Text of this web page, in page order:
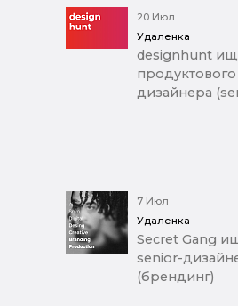
20 Июл
Удаленка
designhunt
продуктового
дизайнера
7 Июл
Удаленка
Secret Gang
senior-
(брендинг)